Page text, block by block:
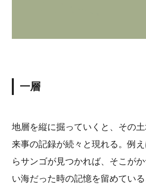
一層
地層を縦に掘っていくと、その
来事の記録が続々と現れる。例
らサンゴが見つかれば、そこが
い海だった時の記憶を留めてい